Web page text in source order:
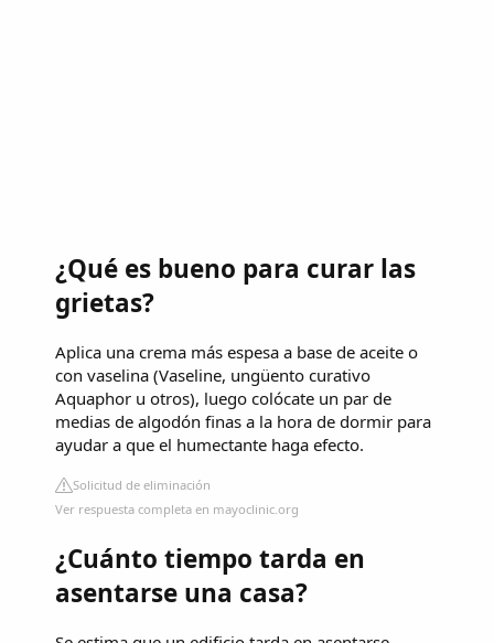
¿Qué es bueno para curar las
grietas?
Aplica una crema más espesa a base de aceite o
con vaselina (Vaseline, ungüento curativo
Aquaphor u otros), luego colócate un par de
medias de algodón finas a la hora de dormir para
ayudar a que el humectante haga efecto.
Solicitud de eliminación
Ver respuesta completa en mayoclinic.org
¿Cuánto tiempo tarda en
asentarse una casa?